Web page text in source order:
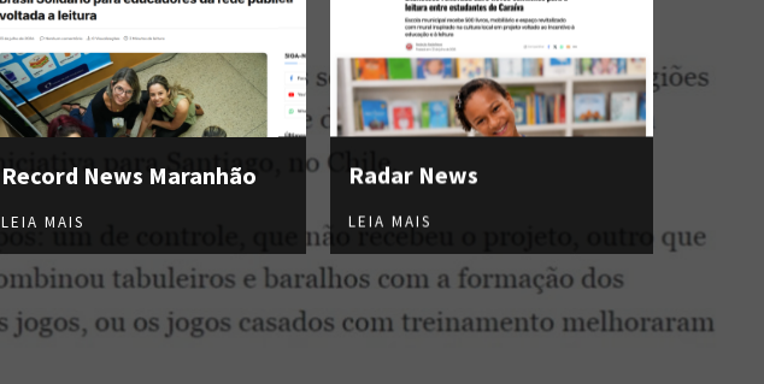
Record News Maranhão
LEIA MAIS
Radar News
LEIA MAIS